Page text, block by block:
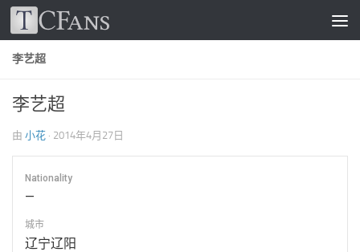
跳至内容
李艺超
李艺超
由 小花 · 2014年4月27日
Nationality
—
城市
辽宁辽阳